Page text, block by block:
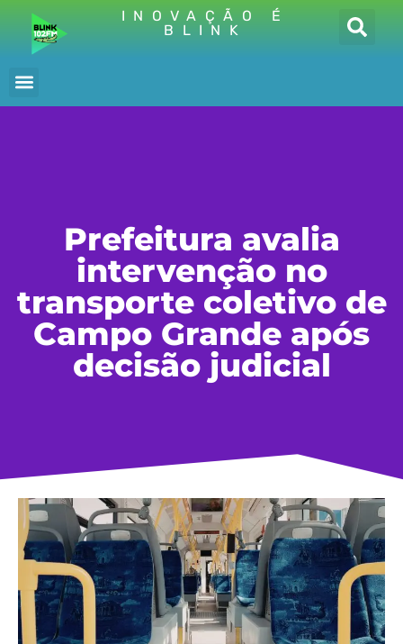
INOVAÇÃO É
BLINK
Prefeitura avalia
intervenção no
transporte coletivo de
Campo Grande após
decisão judicial